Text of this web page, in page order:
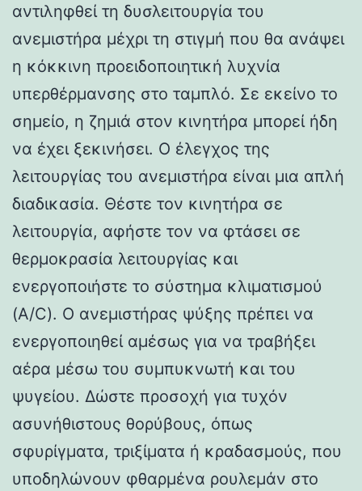
αντιληφθεί τη δυσλειτουργία του
ανεμιστήρα μέχρι τη στιγμή που θα ανάψει
η κόκκινη προειδοποιητική λυχνία
υπερθέρμανσης στο ταμπλό. Σε εκείνο το
σημείο, η ζημιά στον κινητήρα μπορεί ήδη
να έχει ξεκινήσει. Ο έλεγχος της
λειτουργίας του ανεμιστήρα είναι μια απλή
διαδικασία. Θέστε τον κινητήρα σε
λειτουργία, αφήστε τον να φτάσει σε
θερμοκρασία λειτουργίας και
ενεργοποιήστε το σύστημα κλιματισμού
(A/C). Ο ανεμιστήρας ψύξης πρέπει να
ενεργοποιηθεί αμέσως για να τραβήξει
αέρα μέσω του συμπυκνωτή και του
ψυγείου. Δώστε προσοχή για τυχόν
ασυνήθιστους θορύβους, όπως
σφυρίγματα, τριξίματα ή κραδασμούς, που
υποδηλώνουν φθαρμένα ρουλεμάν στο